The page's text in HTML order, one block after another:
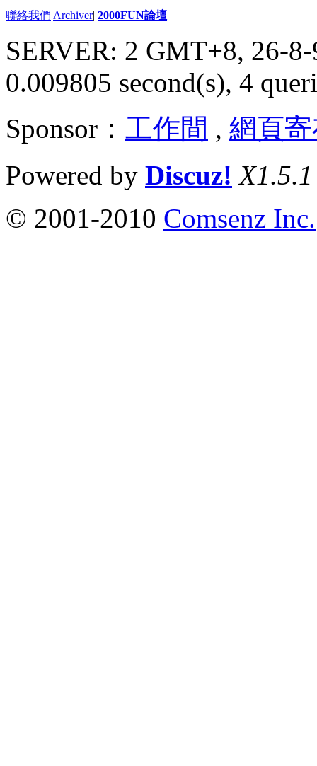
聯絡我們|Archiver| 2000FUN論壇
SERVER: 2 GMT+8, 26-
0.009805 second(s), 4
Sponsor： 工作間 , 網頁
Powered by Discuz! X1.5.1
© 2001-2010 Comsenz Inc.